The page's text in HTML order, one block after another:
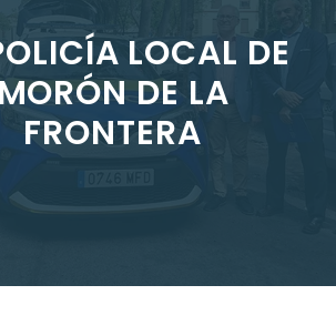
LOCAL DE
MORÓN DE LA
FRONTERA